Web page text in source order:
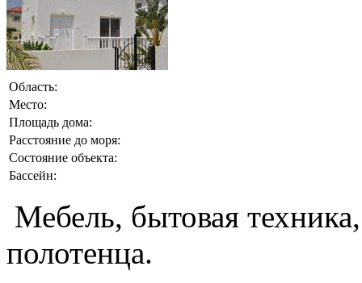
Область:
Место:
Площадь дома:
Расстояние до моря:
Состояние объекта:
Бассейн:
Мебель, бытовая
полотенца.